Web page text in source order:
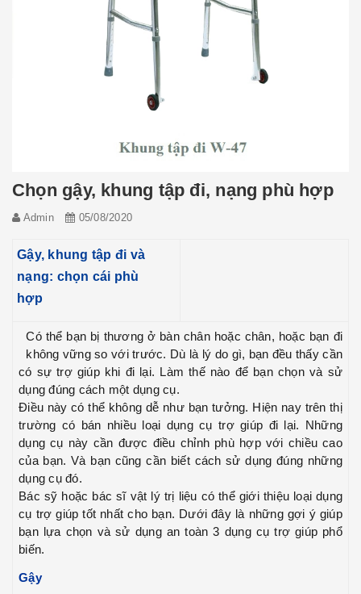
Chọn gậy, khung tập đi, nạng phù hợp
Admin 05/08/2020
Gậy, khung tập đi và
nạng: chọn cái phù
hợp
Có thể bạn bị thương ở bàn chân hoặc chân, hoặc bạn đi
không vững so với trước. Dù là lý do gì, bạn đều thấy cần
có sự trợ giúp khi đi lại. Làm thế nào để bạn chọn và sử
dụng đúng cách một dụng cụ.
Điều này có thể không dễ như bạn tưởng. Hiện nay trên thị
trường có bán nhiều loại dụng cụ trợ giúp đi lại. Những
dụng cụ này cần được điều chỉnh phù hợp với chiều cao
của bạn. Và bạn cũng cần biết cách sử dụng đúng những
dụng cụ đó.
Bác sỹ hoặc bác sĩ vật lý trị liệu có thể giới thiệu loại dụng
cụ trợ giúp tốt nhất cho bạn. Dưới đây là những gợi ý giúp
bạn lựa chọn và sử dụng an toàn 3 dụng cụ trợ giúp phổ
biến.
Gậy